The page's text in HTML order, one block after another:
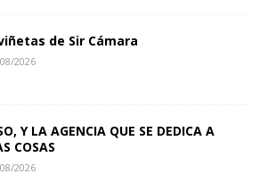
de Sir Cámara
2026
Y LA AGENCIA QUE SE DEDICA A
COSAS
2026